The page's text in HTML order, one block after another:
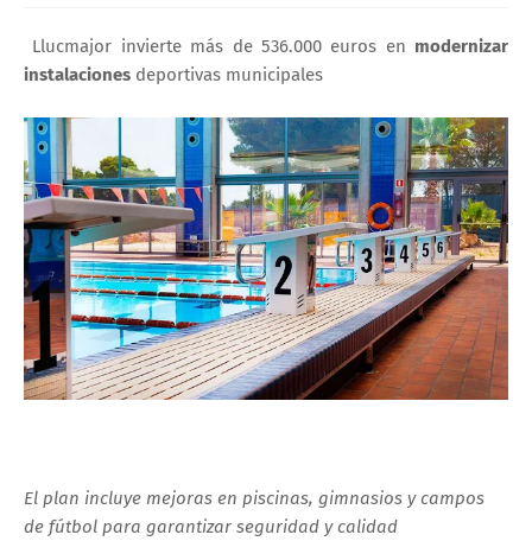
Llucmajor invierte más de 536.000 euros en modernizar
instalaciones deportivas municipales
El plan incluye mejoras en piscinas, gimnasios y campos
de fútbol para garantizar seguridad y calidad